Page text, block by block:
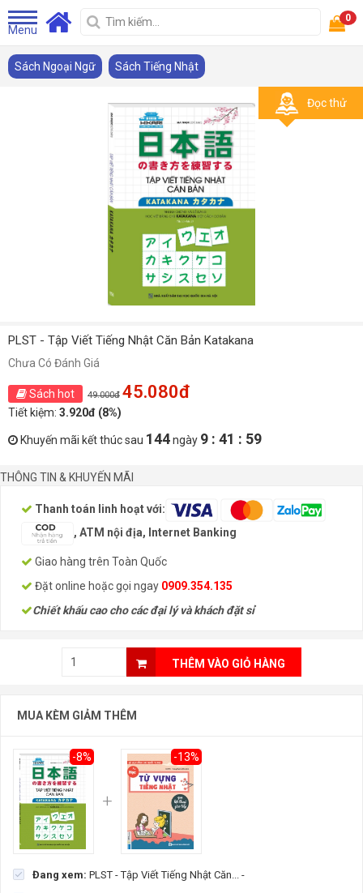
Menu
0
Sách Ngoại Ngữ Sách Tiếng Nhật
Đọc thử
PLST - Tập Viết Tiếng Nhật Căn Bản Katakana
Chưa Có Đánh Giá
Sách hot 49.000đ 45.080đ
Tiết kiệm: 3.920đ (8%)
Khuyến mãi kết thúc sau 144ngày 9 : 41 : 58
THÔNG TIN & KHUYẾN MÃI
Thanh toán linh hoạt với:
, ATM nội địa, Internet Banking
Giao hàng trên Toàn Quốc
Đặt online hoặc gọi ngay 0909.354.135
Chiết khấu cao cho các đại lý và khách đặt sỉ
THÊM VÀO GIỎ HÀNG
MUA KÈM GIẢM THÊM
-8% -13%
Đang xem: PLST - Tập Viết Tiếng Nhật Căn...
-